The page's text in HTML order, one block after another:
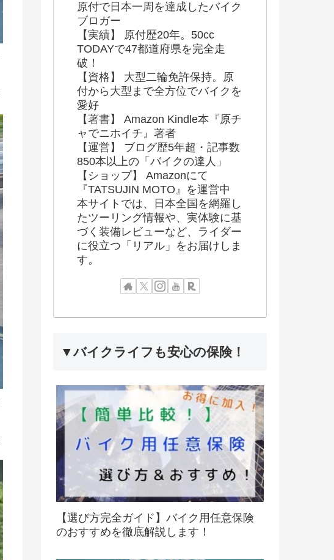
原付で日本一周を達成したバイク
ブロガー
【実績】 原付歴20年。50cc
TODAYで47都道府県を完全走
破！
【資格】 大型二輪免許保持。原
付から大型まで全方位でバイクを
愛好
【著書】 Amazon Kindle本『原チ
ャでニホイチ』著者
【運営】 ブログ歴5年超・記事数
850本以上の「バイクの達人」
【ショップ】 Amazonにて
『TATSUJIN MOTO』を運営中
本サイトでは、日本全国を網羅し
たツーリング情報や、実体験に基
づく装備レビューなど、ライダー
に役立つ「リアル」をお届けしま
す。
▼バイクライフも安心の保険！
【選び方完全ガイド】バイク用任意保険
のおすすめを徹底解説します！